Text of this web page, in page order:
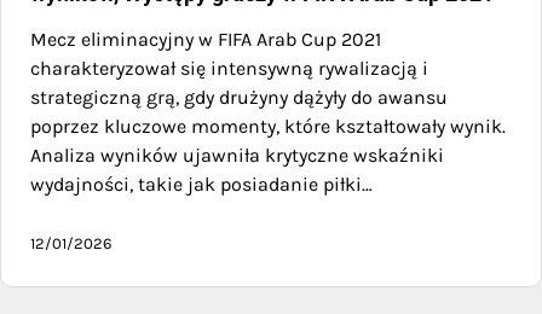
Mecz eliminacyjny w FIFA Arab Cup 2021
charakteryzował się intensywną rywalizacją i
strategiczną grą, gdy drużyny dążyły do awansu
poprzez kluczowe momenty, które kształtowały wynik.
Analiza wyników ujawniła krytyczne wskaźniki
wydajności, takie jak posiadanie piłki…
12/01/2026